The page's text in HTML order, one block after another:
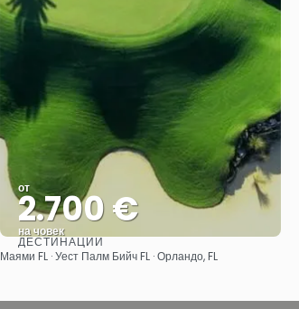
от
2.700 €
на човек
Вижте
ДЕСТИНАЦИИ
Маями FL · Уест Палм Бийч FL · Орландо, FL